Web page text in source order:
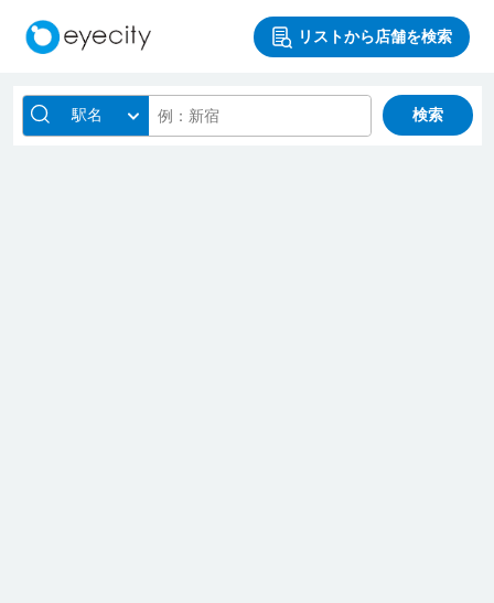
リストから店舗を検索
駅名 検索